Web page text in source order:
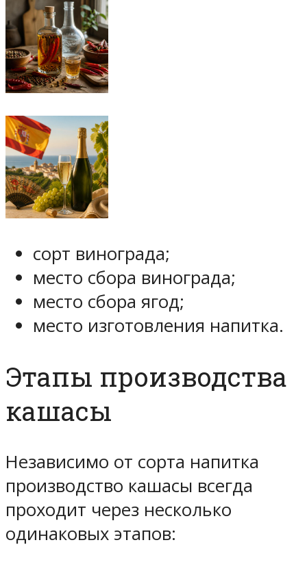
сорт винограда;
место сбора винограда;
место сбора ягод;
место изготовления напитка.
Этапы производства
кашасы
Независимо от сорта напитка
производство кашасы всегда
проходит через несколько
одинаковых этапов: